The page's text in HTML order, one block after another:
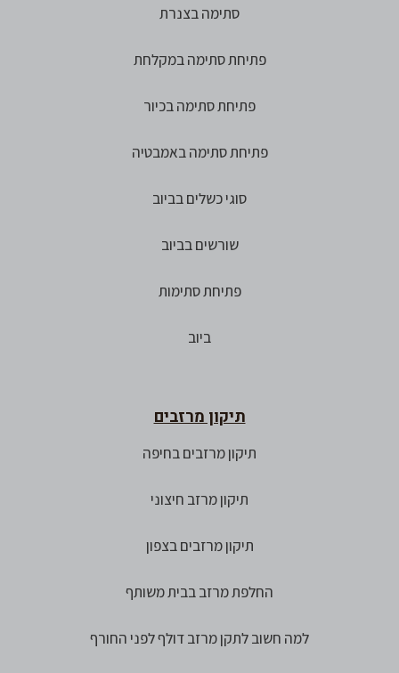
סתימה בצנרת
פתיחת סתימה במקלחת
פתיחת סתימה בכיור
פתיחת סתימה באמבטיה
סוגי כשלים בביוב
שורשים בביוב
פתיחת סתימות
ביוב
תיקון מרזבים
תיקון מרזבים בחיפה
תיקון מרזב חיצוני
תיקון מרזבים בצפון
החלפת מרזב בבית משותף
למה חשוב לתקן מרזב דולף לפני החורף